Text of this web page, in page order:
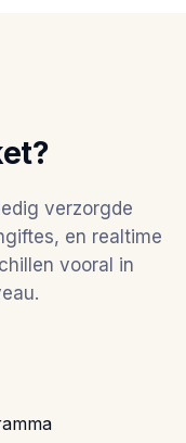
verzorgde
en realtime
vooral in